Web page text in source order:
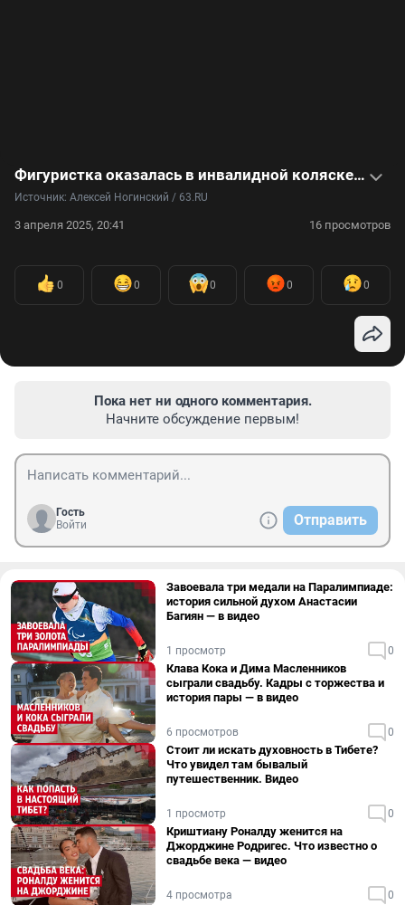
Фигуристка оказалась в инвалидной коляске из-за редчайшей болезни — видео
Источник: Алексей Ногинский / 63.RU
3 апреля 2025, 20:41 16 просмотров
0 0 0 0 0
Пока нет ни одного комментария.
Начните обсуждение первым!
Гость
Войти
Отправить
Завоевала три медали на Паралимпиаде:
история сильной духом Анастасии
Багиян — в видео
1 просмотр 0
Клава Кока и Дима Масленников
сыграли свадьбу. Кадры с торжества и
история пары — в видео
6 просмотров 0
Стоит ли искать духовность в Тибете?
Что увидел там бывалый
путешественник. Видео
1 просмотр 0
Криштиану Роналду женится на
Джорджине Родригес. Что известно о
свадьбе века — видео
4 просмотра 0